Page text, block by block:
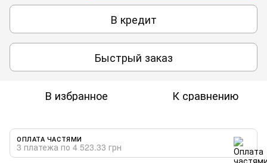
В кредит
Быстрый заказ
В избранное К сравнению
ОПЛАТА ЧАСТЯМИ
3 платежа по 4 523.33 грн